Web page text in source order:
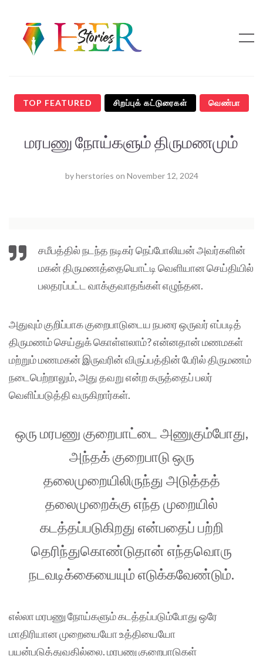
TOP FEATURED சிறப்புக் கட்டுரைகள் வெண்பா
மரபணு நோய்களும் திருமணமும்
byherstories on November 12, 2024
சமீபத்தில் நடந்த நடிகர் நெப்போலியன் அவர்களின்
மகன் திருமணத்தையொட்டி வெளியான செய்தியில்
பலதரப்பட்ட வாக்குவாதங்கள் எழுந்தன.
அதுவும் குறிப்பாக குறைபாடுடைய நபரை ஒருவர் எப்படித்
திருமணம்‌ செய்துக் கொள்ளலாம்? என்னதான் மணமகள்
மற்றும் மணமகன் இருவரின் விருப்பத்தின் பேரில் திருமணம்
நடைபெற்றாலும், அது தவறு என்ற கருத்தைப் பலர்
வெளிப்படுத்தி வருகிறார்கள்.
ஒரு மரபணு‌‌ குறைபாட்டை அணுகும்போது,
அந்தக் குறைபாடு ஒரு
தலைமுறையிலிருந்து அடுத்தத்
தலைமுறைக்கு எந்த முறையில்
கடத்தப்படுகிறது என்பதைப் பற்றி
தெரிந்துகொண்டுதான் எந்தவொரு
நடவடிக்கையையும் எடுக்கவேண்டும்.
எல்லா மரபணு நோய்களும் கடத்தப்படும்போது ஒரே
மாதிரியான முறையையோ உத்தியையோ
பயன்படுத்துவதில்லை. மரபணு குறைபாடுகள்